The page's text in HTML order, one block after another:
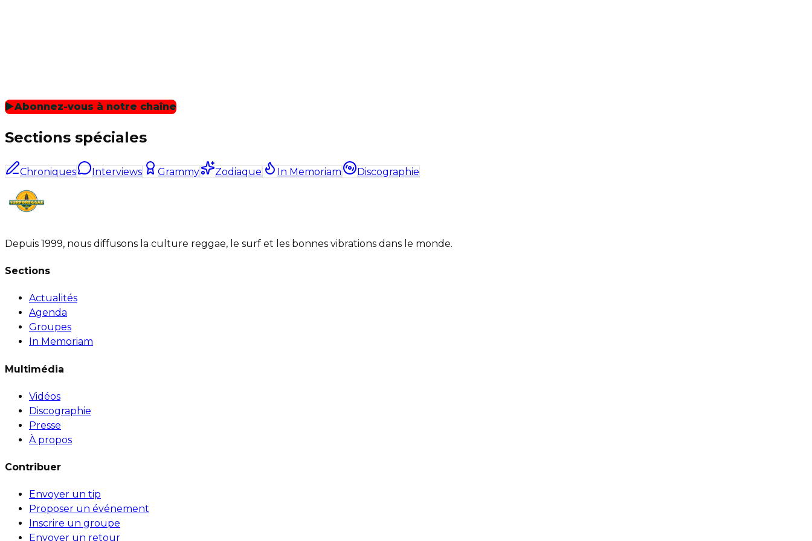
▶Abonnez-vous à notre chaîne
Sections spéciales
Chroniques Interviews Grammy Zodiaque In Memoriam Discographie
Depuis 1999, nous diffusons la culture reggae, le surf et les bonnes vibrations dans le monde.
Sections
Actualités
Agenda
Groupes
In Memoriam
Multimédia
Vidéos
Discographie
Presse
À propos
Contribuer
Envoyer un tip
Proposer un événement
Inscrire un groupe
Envoyer un retour